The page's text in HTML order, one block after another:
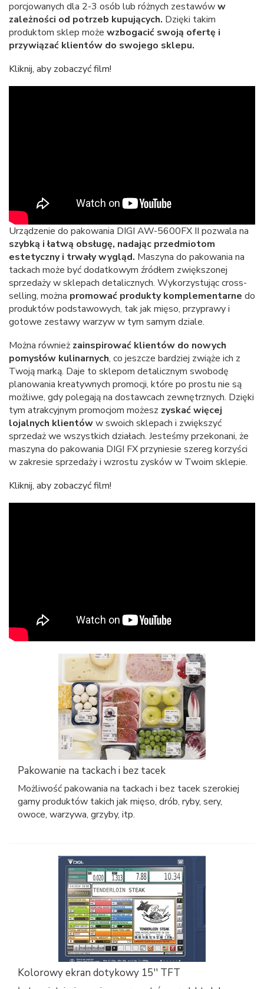
porcjowanych dla 2-3 osób lub różnych zestawóww
zależności od potrzeb kupujących. Dzięki takim
produktom sklep może wzbogacić swoją ofertę i
przywiązać klientów do swojego sklepu.
Kliknij, aby zobaczyć film!
Urządzenie do pakowania DIGI AW-5600FX II pozwala na
szybką i łatwą obsługę, nadając przedmiotom
estetyczny i trwały wygląd. Maszyna do pakowania na
tackach może być dodatkowym źródłem zwiększonej
sprzedaży w sklepach detalicznych. Wykorzystując cross-
selling, można promować produkty komplementarne do
produktów podstawowych, tak jak mięso, przyprawy i
gotowe zestawy warzyw w tym samym dziale.
Można również zainspirować klientów do nowych
pomysłów kulinarnych, co jeszcze bardziej zwiąże ich z
Twoją marką. Daje to sklepom detalicznym swobodę
planowania kreatywnych promocji, które po prostu nie są
możliwe, gdy polegają na dostawcach zewnętrznych. Dzięki
tym atrakcyjnym promocjom możesz zyskać więcej
lojalnych klientóww swoich sklepach i zwiększyć
sprzedaż we wszystkich działach. Jesteśmy przekonani, że
maszyna do pakowania DIGI FX przyniesie szereg korzyści
w zakresie sprzedaży i wzrostu zysków w Twoim sklepie.
Kliknij, aby zobaczyć film!
Pakowanie na tackach i bez tacek
Możliwość pakowania na tackach i bez tacek szerokiej
gamy produktów takich jak mięso, drób, ryby, sery,
owoce, warzywa, grzyby, itp.
Kolorowy ekran dotykowy 15'' TFT